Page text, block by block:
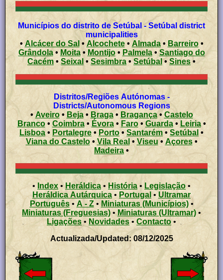
Municípios do distrito de Setúbal - Setúbal district
municipalities
• Alcácer do Sal • Alcochete• Almada• Barreiro•
Grândola• Moita• Montijo• Palmela• Santiago do
Cacém • Seixal •Sesimbra • Setúbal • Sines •
Distritos/Regiões Autónomas -
Districts/Autonomous Regions
•Aveiro• Beja• Braga• Bragança•Castelo
Branco• Coimbra•Évora• Faro• Guarda• Leiria•
Lisboa • Portalegre • Porto • Santarém • Setúbal •
Viana do Castelo• Vila Real • Viseu • Açores •
Madeira •
• Index • Heráldica • História • Legislação •
Heráldica Autárquica • Portugal • Ultramar
Português• A - Z• Miniaturas (Municípios)•
Miniaturas (Freguesias) • Miniaturas (Ultramar) •
Ligações • Novidades • Contacto•
Actualizada/Updated: 08/12/2025